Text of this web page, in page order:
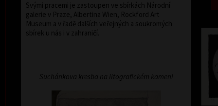
Svými pracemi je zastoupen ve sbírkách Národní
galerie v Praze, Albertina Wien, Rockford Art
Museum a v řadě dalších veřejných a soukromých
sbírek u nás i v zahraničí.
Suchánkova kresba na litografickém kameni